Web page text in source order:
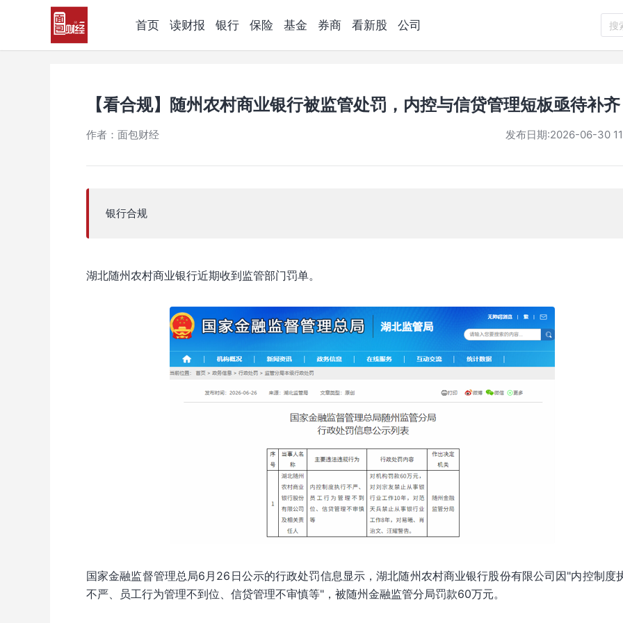
首页 读财报 银行 保险 基金 券商 看新股 公司 搜
【看合规】随州农村商业银行被监管处罚，内控与信贷管理短板亟待补齐
作者：面包财经 发布日期:2026-06-30
银行合规
湖北随州农村商业银行近期收到监管部门罚单。
国家金融监督管理总局6月26日公示的行政处罚信息显示，湖北随州农村商业银行股份有限公司因"内控制度
不严、员工行为管理不到位、信贷管理不审慎等"，被随州金融监管分局罚款60万元。